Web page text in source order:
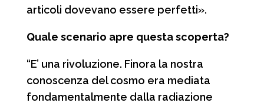
articoli dovevano essere perfetti».
Quale scenario apre questa scoperta?
“E’ una rivoluzione. Finora la nostra
conoscenza del cosmo era mediata
fondamentalmente dalla radiazione